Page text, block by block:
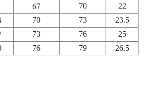
67 70 22
70 73 23.5
73 76
25
76 79 26.5